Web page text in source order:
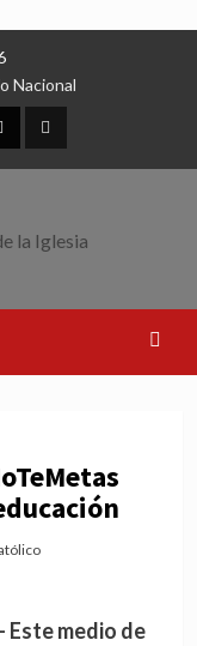
Nacional
TikTok
Este medio de